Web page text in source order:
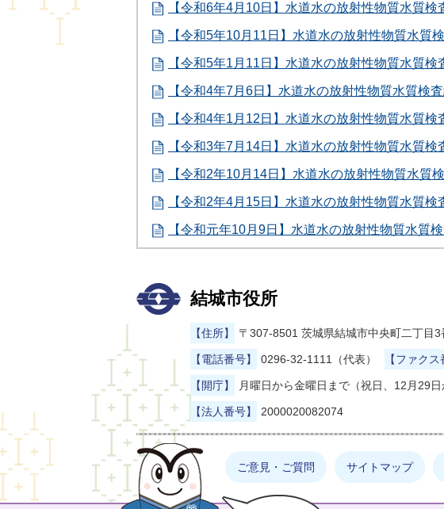
まゆげった
お探しの情報は何で
【令和6年4月10日】水道水の放射性物質水質検
【令和5年10月11日】水道水の放射性物質水質
【令和5年1月11日】水道水の放射性物質水質検
【令和4年7月6日】水道水の放射性物質水質検
【令和4年1月12日】水道水の放射性物質水質検
【令和3年7月14日】水道水の放射性物質水質検
【令和2年10月14日】水道水の放射性物質水質
【令和2年4月15日】水道水の放射性物質水質検
【令和元年10月9日】水道水の放射性物質水質
結城市役所
【住所】 〒307-8501 茨城県結城市中央町二丁目3
【電話番号】 0296-32-1111（代表） 【ファクス
【開庁】 月曜日から金曜日まで（祝日、12月29
【法人番号】 2000020082074
ご意見・ご質問 サイトマップ